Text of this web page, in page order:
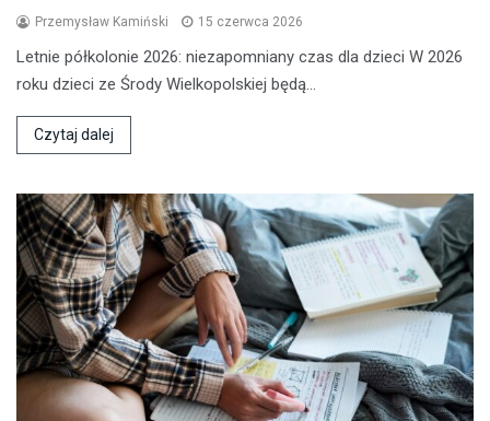
Przemysław Kamiński 15 czerwca 2026
Letnie półkolonie 2026: niezapomniany czas dla dzieci W 2026
roku dzieci ze Środy Wielkopolskiej będą…
Czytaj dalej